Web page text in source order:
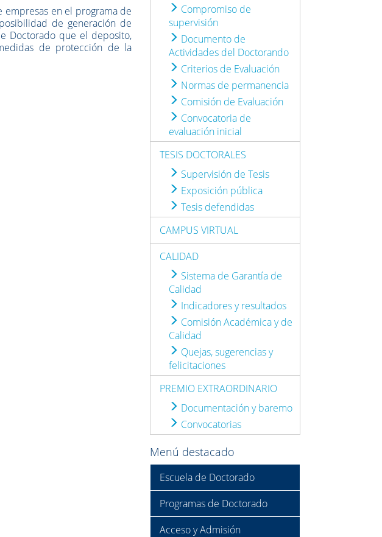
empresas en el programa de
de generación de
Doctorado que el deposito,
de protección de la
Compromiso de
supervisión
Documento de
Actividades del Doctorando
Criterios de Evaluación
Normas de permanencia
Comisión de Evaluación
Convocatoria de
evaluación inicial
TESIS DOCTORALES
Supervisión de Tesis
Exposición pública
Tesis defendidas
CAMPUS VIRTUAL
CALIDAD
Sistema de Garantía de
Calidad
Indicadores y resultados
Comisión Académica y de
Calidad
Quejas, sugerencias y
felicitaciones
PREMIO EXTRAORDINARIO
Documentación y baremo
Convocatorias
Menú destacado
Escuela de Doctorado
Programas de Doctorado
Acceso y Admisión